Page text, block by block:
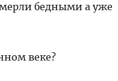
бедными а уже
веке?